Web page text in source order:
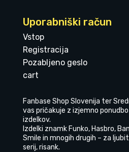
Uporabniški račun
Vstop
Registracija
Pozabljeno geslo
cart
Fanbase Shop Slovenija ter
vas pričakuje z izjemno
izdelkov.
Izdelki znamk Funko, Hasbro,
Smile in mnogih drugih – za
serij, risank.